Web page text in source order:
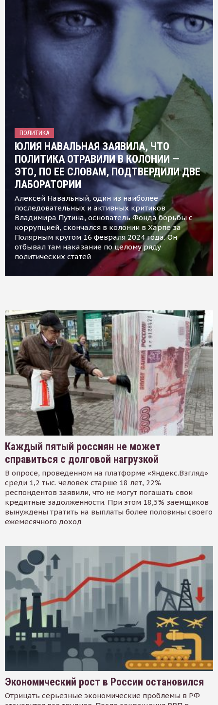
ПОЛИТИКА
ЮЛИЯ НАВАЛЬНАЯ ЗАЯВИЛА, ЧТО
ПОЛИТИКА ОТРАВИЛИ В КОЛОНИИ —
ЭТО, ПО ЕЕ СЛОВАМ, ПОДТВЕРДИЛИ ДВЕ
ЛАБОРАТОРИИ
Алексей Навальный, один из наиболее
последовательных и активных критиков
Владимира Путина, основатель Фонда борьбы с
коррупцией, скончался в колонии в Харпе за
Полярным кругом 16 февраля 2024 года. Он
отбывал там наказание по целому ряду
политических статей
Каждый пятый россиян не может
справиться с долговой нагрузкой
В опросе, проведенном на платформе «Яндекс.Взгляд»
среди 1,2 тыс. человек старше 18 лет, 22%
респондентов заявили, что не могут погашать свои
кредитные задолженности. При этом 18,5% заемщиков
вынуждены тратить на выплаты более половины своего
ежемесячного доход
Экономический рост в России остановился
Отрицать серьезные экономические проблемы в РФ